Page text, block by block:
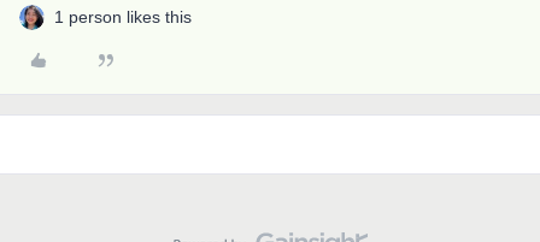
1 person likes this